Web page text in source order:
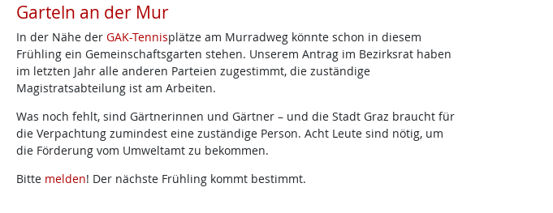
Garteln an der Mur
In der Nähe der GAK-Tennisplätze am Murradweg könnte schon in diesem
Frühling ein Gemeinschaftsgarten stehen. Unserem Antrag im Bezirksrat haben
im letzten Jahr alle anderen Parteien zugestimmt, die zuständige
Magistratsabteilung ist am Arbeiten.
Was noch fehlt, sind Gärtnerinnen und Gärtner – und die Stadt Graz braucht für
die Verpachtung zumindest eine zuständige Person. Acht Leute sind nötig, um
die Förderung vom Umweltamt zu bekommen.
Bitte melden! Der nächste Frühling kommt bestimmt.